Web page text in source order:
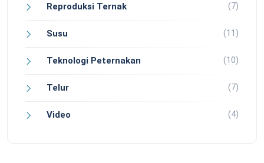
Reproduksi Ternak (7)
Susu (11)
Teknologi Peternakan (10)
Telur (7)
Video (4)